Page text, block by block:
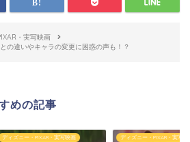
・実写映画
の違いやキャラの変更に困惑の声も！？
めの記事
ズニー・PIXAR・実写映画 ディズニー・PIXAR・実写映画